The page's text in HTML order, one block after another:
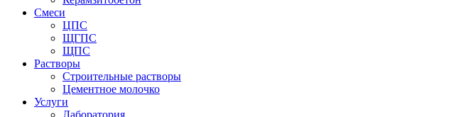
Смеси
ЦПС
ЩГПС
ЩПС
Растворы
Строительные растворы
Цементное молочко
Услуги
Лаборатория